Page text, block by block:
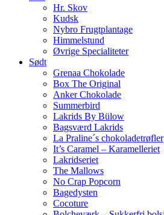
Hr. Skov
Kudsk
Nybro Frugtplantage
Himmelstund
Øvrige Specialiteter
Sødt
Grenaa Chokolade
Box The Original
Anker Chokolade
Summerbird
Lakrids By Bülow
Bagsværd Lakrids
La Praline´s chokoladetrøfler
It’s Caramel – Karamelleriet
Lakridseriet
The Mallows
No Crap Popcorn
Bagedysten
Cocoture